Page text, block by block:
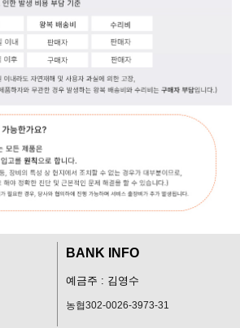
BANK INFO
예금주 : 김영수
농협302-0026-3973-31